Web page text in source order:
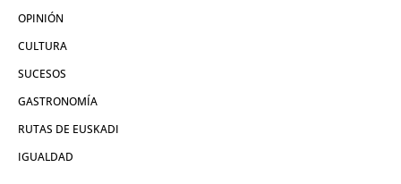
OPINIÓN
CULTURA
SUCESOS
GASTRONOMÍA
RUTAS DE EUSKADI
IGUALDAD